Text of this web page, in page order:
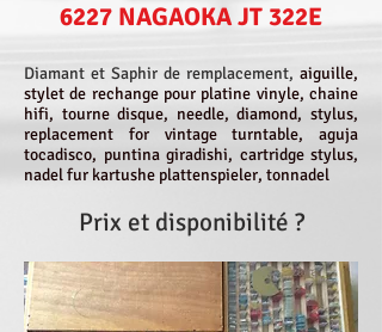
6227 NAGAOKA JT 322E
Diamant et Saphir de remplacement, aiguille,
stylet de rechange pour platine vinyle, chaine
hifi, tourne disque, needle, diamond, stylus,
replacement for vintage turntable, aguja
tocadisco, puntina giradishi, cartridge stylus,
nadel fur kartushe plattenspieler, tonnadel
Prix et disponibilité ?